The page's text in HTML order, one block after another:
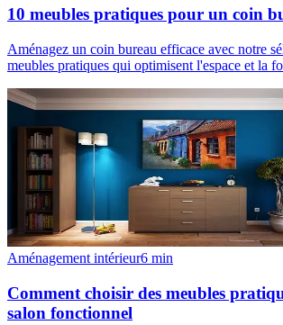
10 meubles pratiques pour un coin
Aménagez un coin bureau efficace avec notre
meubles pratiques qui optimisent l'espace et la
Aménagement intérieur6 min
Comment choisir des meubles
salon fonctionnel